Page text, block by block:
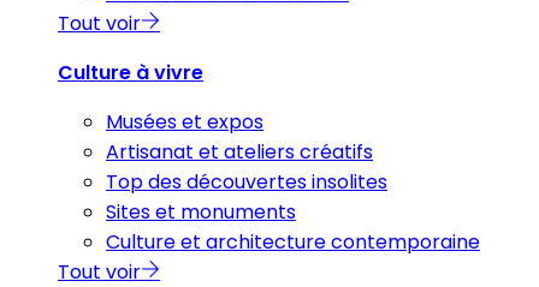
Tout voir
Culture à vivre
Musées et expos
Artisanat et ateliers créatifs
Top des découvertes insolites
Sites et monuments
Culture et architecture contemporaine
Tout voir